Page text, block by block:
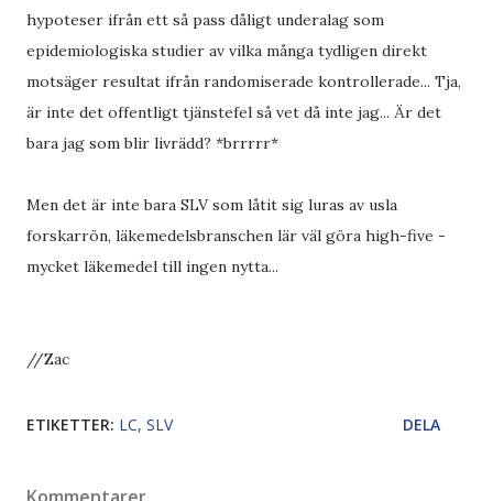
hypoteser ifrån ett så pass dåligt underalag som
epidemiologiska studier av vilka många tydligen direkt
motsäger resultat ifrån randomiserade kontrollerade... Tja,
är inte det offentligt tjänstefel så vet då inte jag... Är det
bara jag som blir livrädd? *brrrrr*
Men det är inte bara SLV som låtit sig luras av usla
forskarrön, läkemedelsbranschen lär väl göra high-five -
mycket läkemedel till ingen nytta...
//Zac
ETIKETTER: LC SLV DELA